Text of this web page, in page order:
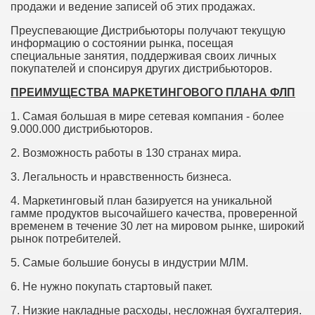
продажи и ведение записей об этих продажах.
Преуспевающие Дистрибьюторы получают текущую
информацию о состоянии рынка, посещая
специальные занятия, поддерживая своих личных
покупателей и спонсируя других дистрибьюторов.
ПРЕИМУЩЕСТВА МАРКЕТИНГОВОГО ПЛАНА ФЛП
1. Самая большая в мире сетевая компания - более
9.000.000 дистрибьюторов.
2. Возможность работы в 130 странах мира.
3. Легальность и нравственность бизнеса.
4. Маркетинговый план базируется на уникальной
гамме продуктов высочайшего качества, проверенной
временем в течение 30 лет на мировом рынке, широкий
рынок потребителей.
5. Самые большие бонусы в индустрии МЛМ.
6. Не нужно покупать стартовый пакет.
7. Низкие накладные расходы, несложная бухгалтерия.